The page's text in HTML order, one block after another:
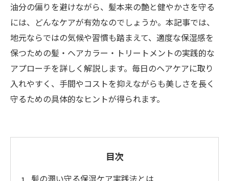
油分の偏りを避けながら、髪本来の艶と健やかさを守る
には、どんなケアが有効なのでしょうか。本記事では、
地元ならではの気候や習慣も踏まえて、適度な保湿感を
保つための髪・ヘアカラー・トリートメントの実践的な
アプローチを詳しく解説します。毎日のヘアケアに取り
入れやすく、手間やコストを抑えながらも美しさを長く
守るための具体的なヒントが得られます。
目次
髪の潤い守る保湿ケア実践法とは